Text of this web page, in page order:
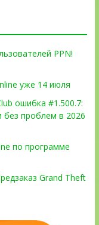
PPN!
уже 14 июля
ошибка #1.500.7:
без проблем в 2026
по программе
Grand Theft